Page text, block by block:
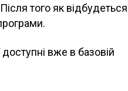
того як відбудеться
вже в базовій